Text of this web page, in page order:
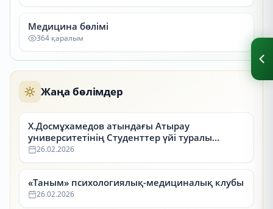
Медицина бөлімі
364 қаралым
Жаңа бөлімдер
Х.Досмұхамедов атындағы Атырау
университетінің Студенттер үйі туралы
ақпарат
26.02.2026
«Таным» психологиялық-медициналық клубы
26.02.2026